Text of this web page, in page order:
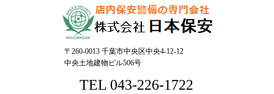
〒260-0013 千葉市中央区中央4-12-12
中央土地建物ビル506号
TEL 043-226-1722